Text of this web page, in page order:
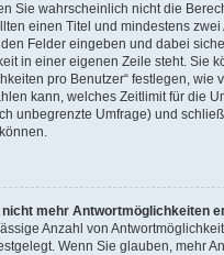
Sie wahrscheinlich nicht die
einen Titel und mindestens
Felder eingeben und dabei
in einer eigenen Zeile steht. Sie
pro Benutzer“ festlegen, wie
kann, welches Zeitlimit für die
unbegrenzte Umfrage) und
nicht mehr Antwortmöglichkeiten
Anzahl von
Wenn Sie glauben, mehr